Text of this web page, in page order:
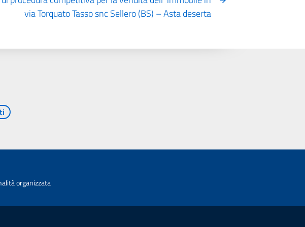
via Torquato Tasso snc Sellero (BS) – Asta deserta
organizzata